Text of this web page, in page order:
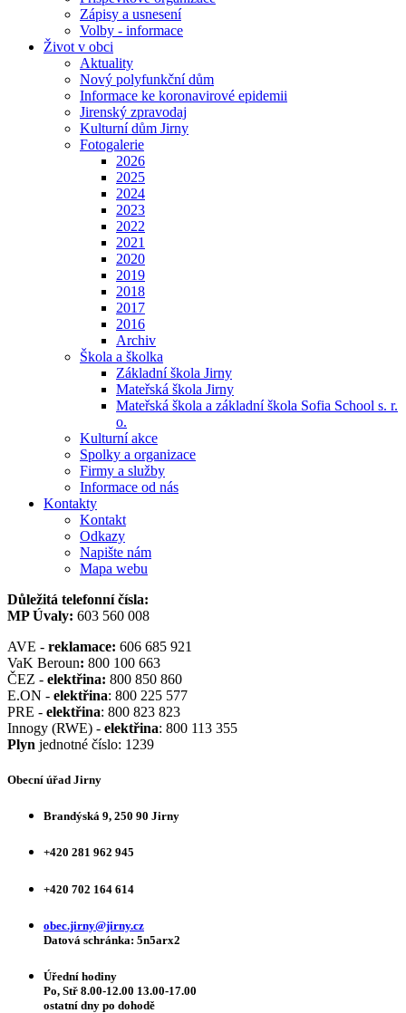
Zápisy a usnesení
Volby - informace
Život v obci
Aktuality
Nový polyfunkční dům
Informace ke koronavirové epidemii
Jirenský zpravodaj
Kulturní dům Jirny
Fotogalerie
2026
2025
2024
2023
2022
2021
2020
2019
2018
2017
2016
Archiv
Škola a školka
Základní škola Jirny
Mateřská škola Jirny
Mateřská škola a základní škola Sofia School s. r.
o.
Kulturní akce
Spolky a organizace
Firmy a služby
Informace od nás
Kontakty
Kontakt
Odkazy
Napište nám
Mapa webu
Důležitá telefonní čísla:
MP Úvaly: 603 560 008
AVE - reklamace: 606 685 921
VaK Beroun: 800 100 663
ČEZ - elektřina: 800 850 860
E.ON - elektřina: 800 225 577
PRE - elektřina: 800 823 823
Innogy (RWE) - elektřina: 800 113 355
Plyn jednotné číslo: 1239
Obecní úřad Jirny
Brandýská 9, 250 90 Jirny
+420 281 962 945
+420 702 164 614
obec.jirny@jirny.cz
Datová schránka: 5n5arx2
Úřední hodiny
Po, Stř 8.00-12.00 13.00-17.00
ostatní dny po dohodě